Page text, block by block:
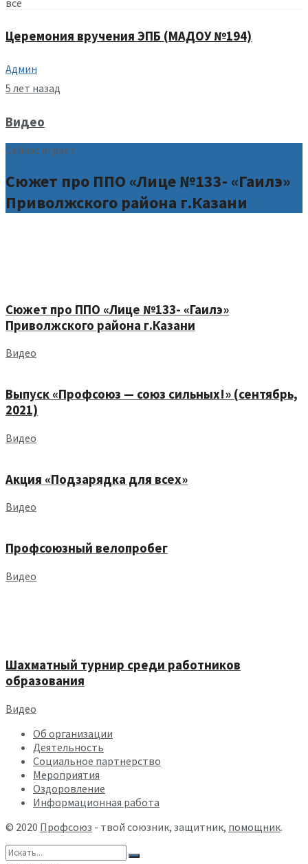
все
Церемония вручения ЭПБ (МАДОУ №194)
Админ
5 лет назад
Видео
Сейчас играет
Сюжет про ППО «Лице №133- «Гаилэ»
Приволжского района г.Казани
Сюжет про ППО «Лице №133- «Гаилэ»
Приволжского района г.Казани
Видео
Выпуск «Профсоюз — союз сильных!» (сентябрь,
2021)
Видео
Акция «Подзарядка для всех»
Видео
Профсоюзный велопробег
Видео
Шахматный турнир среди работников
образования
Видео
Об организации
Деятельность
Социальное партнерство
Мероприятия
Оздоровление
Информационная работа
© 2020 Профсоюз - твой союзник, защитник, помощник.